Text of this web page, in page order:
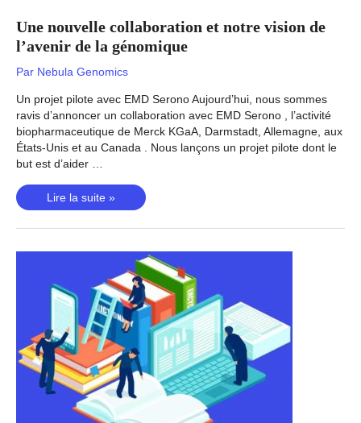
Une nouvelle collaboration et notre vision de
l’avenir de la génomique
Par Nebula Genomics
Un projet pilote avec EMD Serono Aujourd’hui, nous sommes
ravis d’annoncer un collaboration avec EMD Serono , l’activité
biopharmaceutique de Merck KGaA, Darmstadt, Allemagne, aux
États-Unis et au Canada . Nous lançons un projet pilote dont le
but est d’aider …
Une
nouvelle
collaboration
de
l’avenir
la
génomique
Lire la suite »